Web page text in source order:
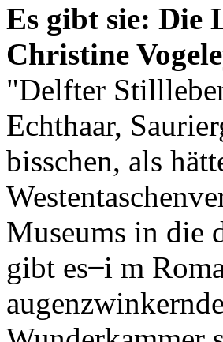
Es gibt sie: Die
Christine
"Delfter
Echthaar,
bisschen, als
Museums in die
gibt es ̶ i m